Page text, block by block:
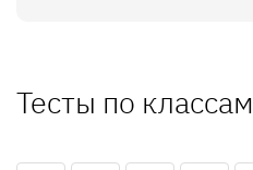
Тесты по классам